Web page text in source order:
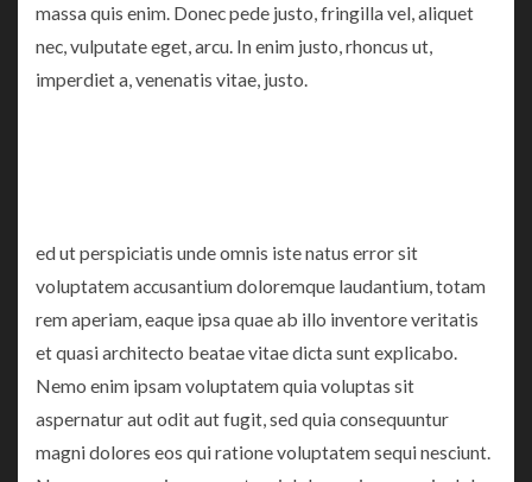
massa quis enim. Donec pede justo, fringilla vel, aliquet
nec, vulputate eget, arcu. In enim justo, rhoncus ut,
imperdiet a, venenatis vitae, justo.
ed ut perspiciatis unde omnis iste natus error sit
voluptatem accusantium doloremque laudantium, totam
rem aperiam, eaque ipsa quae ab illo inventore veritatis
et quasi architecto beatae vitae dicta sunt explicabo.
Nemo enim ipsam voluptatem quia voluptas sit
aspernatur aut odit aut fugit, sed quia consequuntur
magni dolores eos qui ratione voluptatem sequi nesciunt.